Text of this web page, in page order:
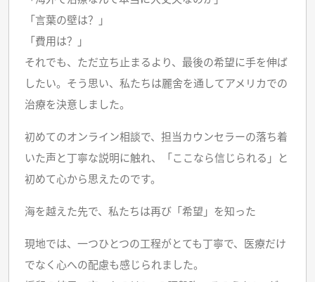
「言葉の壁は？」
「費用は？」
それでも、ただ立ち止まるより、最後の希望に手を伸ば
したい。そう思い、私たちは麗舍を通してアメリカでの
治療を決意しました。
初めてのオンライン相談で、担当カウンセラーの落ち着
いた声と丁寧な説明に触れ、「ここなら信じられる」と
初めて心から思えたのです。
海を越えた先で、私たちは再び「希望」を知った
現地では、一つひとつの工程がとても丁寧で、医療だけ
でなく心への配慮も感じられました。